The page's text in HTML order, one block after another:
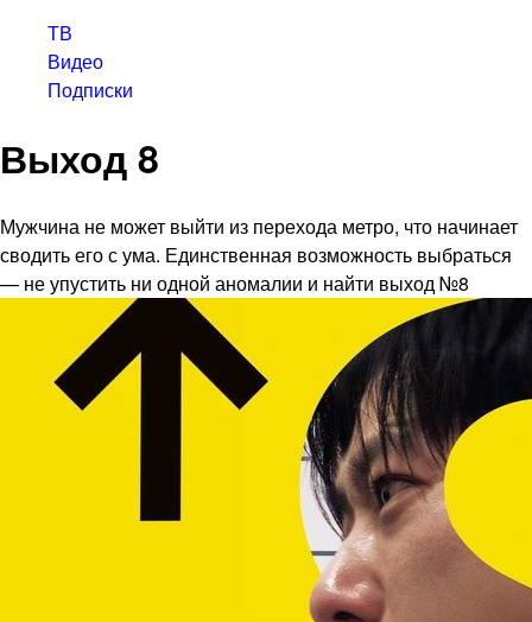
ТВ
Видео
Подписки
Выход 8
Мужчина не может выйти из перехода метро, что начинает
сводить его с ума. Единственная возможность выбраться
— не упустить ни одной аномалии и найти выход №8